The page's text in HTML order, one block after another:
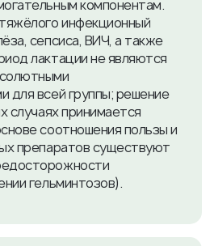
компонентам.
инфекционный
сепсиса, ВИЧ, а также
лактации не являются
для всей группы; решение
случаях принимается
соотношения пользы и
препаратов существуют
гельминтозов).